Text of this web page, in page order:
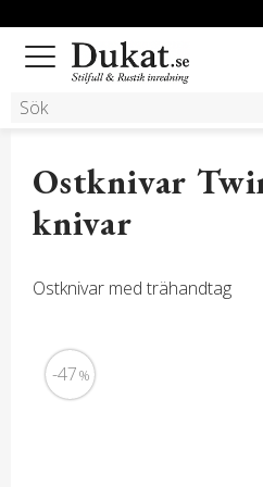
Meny
Ostknivar
knivar
Ostknivar med trähandtag
47%